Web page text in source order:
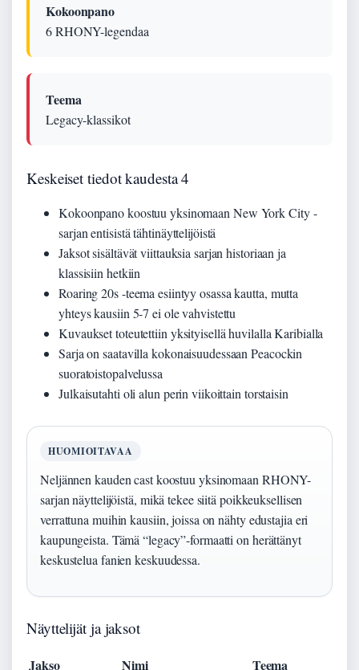
Kokoonpano
6 RHONY-legendaa
Teema
Legacy-klassikot
Keskeiset tiedot kaudesta 4
Kokoonpano koostuu yksinomaan New York City -
sarjan entisistä tähtinäyttelijöistä
Jaksot sisältävät viittauksia sarjan historiaan ja
klassisiin hetkiin
Roaring 20s -teema esiintyy osassa kautta, mutta
yhteys kausiin 5-7 ei ole vahvistettu
Kuvaukset toteutettiin yksityisellä huvilalla Karibialla
Sarja on saatavilla kokonaisuudessaan Peacockin
suoratoistopalvelussa
Julkaisutahti oli alun perin viikoittain torstaisin
HUOMIOITAVAA
Neljännen kauden cast koostuu yksinomaan RHONY-
sarjan näyttelijöistä, mikä tekee siitä poikkeuksellisen
verrattuna muihin kausiin, joissa on nähty edustajia eri
kaupungeista. Tämä “legacy”-formaatti on herättänyt
keskustelua fanien keskuudessa.
Näyttelijät ja jaksot
Jakso Nimi Teema